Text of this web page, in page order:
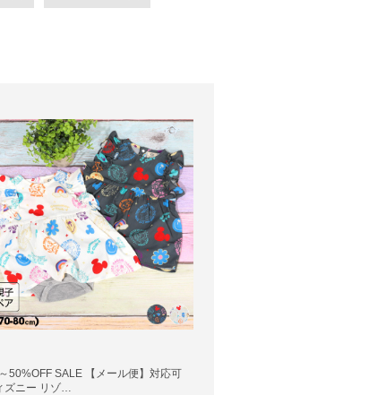
50%OFF SALE 【メール便】対応可
ズニー リゾ…